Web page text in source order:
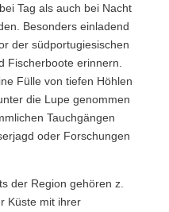
Tag als auch bei Nacht
Besonders einladend
der südportugiesischen
Fischerboote erinnern.
Fülle von tiefen Höhlen
die Lupe genommen
Tauchgängen
oder Forschungen
der Region gehören z.
Küste mit ihrer